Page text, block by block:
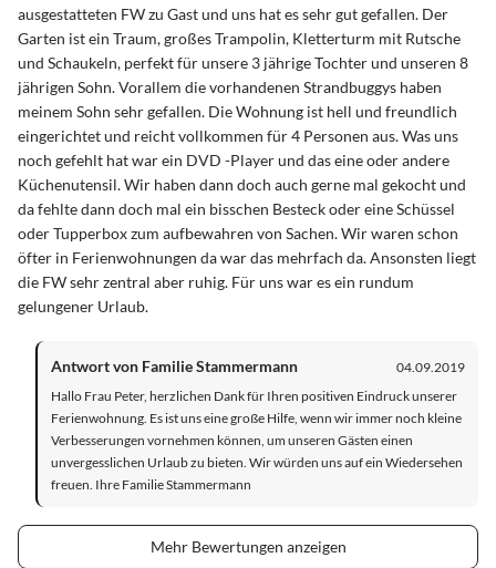
ausgestatteten FW zu Gast und uns hat es sehr gut gefallen. Der
Garten ist ein Traum, großes Trampolin, Kletterturm mit Rutsche
und Schaukeln, perfekt für unsere 3 jährige Tochter und unseren 8
jährigen Sohn. Vorallem die vorhandenen Strandbuggys haben
meinem Sohn sehr gefallen. Die Wohnung ist hell und freundlich
eingerichtet und reicht vollkommen für 4 Personen aus. Was uns
noch gefehlt hat war ein DVD -Player und das eine oder andere
Küchenutensil. Wir haben dann doch auch gerne mal gekocht und
da fehlte dann doch mal ein bisschen Besteck oder eine Schüssel
oder Tupperbox zum aufbewahren von Sachen. Wir waren schon
öfter in Ferienwohnungen da war das mehrfach da. Ansonsten liegt
die FW sehr zentral aber ruhig. Für uns war es ein rundum
gelungener Urlaub.
Antwort von Familie Stammermann
04.09.2019
Hallo Frau Peter, herzlichen Dank für Ihren positiven Eindruck unserer
Ferienwohnung. Es ist uns eine große Hilfe, wenn wir immer noch kleine
Verbesserungen vornehmen können, um unseren Gästen einen
unvergesslichen Urlaub zu bieten. Wir würden uns auf ein Wiedersehen
freuen. Ihre Familie Stammermann
Mehr Bewertungen anzeigen